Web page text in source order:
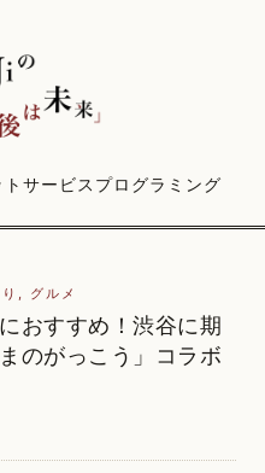
トサービス プログラミング
, グルメ
おすすめ！渋谷に期
のがっこう」コラボ